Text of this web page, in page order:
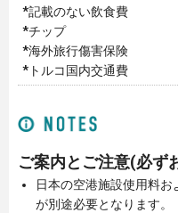
*記載のない飲食費
*チップ
*海外旅行傷害保険
*トルコ国内交通費
ご案内とご注意(必ず
日本の空港施設使用料
が別途必要となります。